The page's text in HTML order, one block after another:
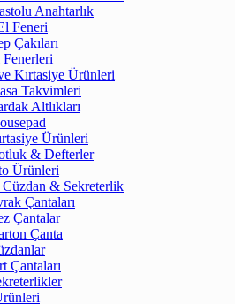
Anahtarlık
Feneri
Çakıları
Kırtasiye Ürünleri
Takvimleri
Altlıkları
Ürünleri
& Defterler
Ürünleri
& Sekreterlik
Çantaları
Çantalar
Çanta
Çantaları